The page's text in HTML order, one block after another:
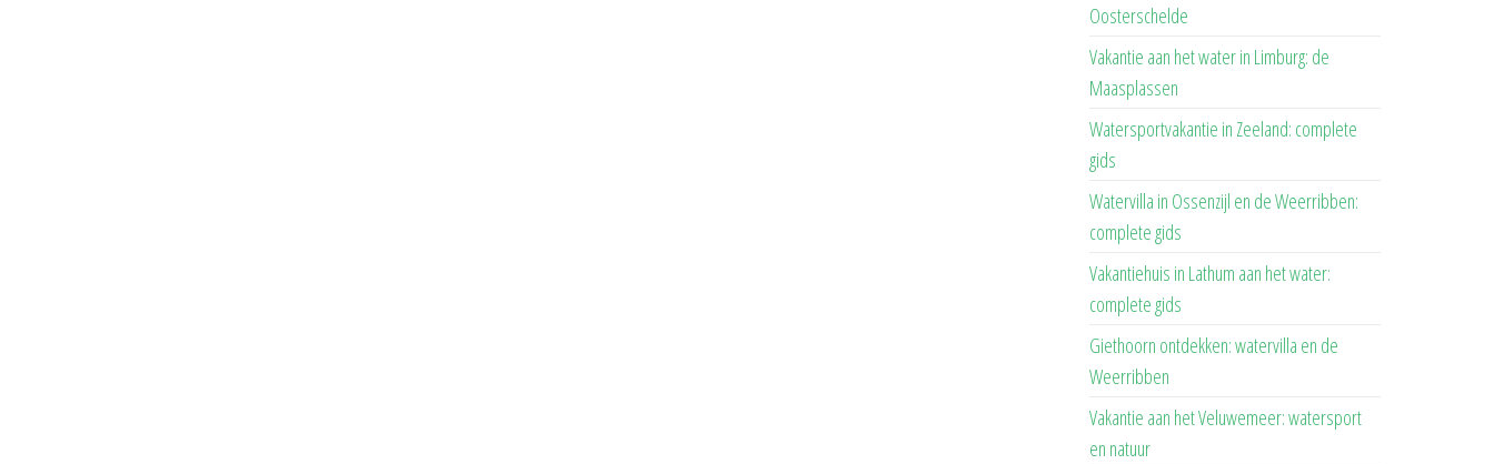
Oosterschelde
Vakantie aan het water in Limburg: de
Maasplassen
Watersportvakantie in Zeeland: complete
gids
Watervilla in Ossenzijl en de Weerribben:
complete gids
Vakantiehuis in Lathum aan het water:
complete gids
Giethoorn ontdekken: watervilla en de
Weerribben
Vakantie aan het Veluwemeer: watersport
en natuur